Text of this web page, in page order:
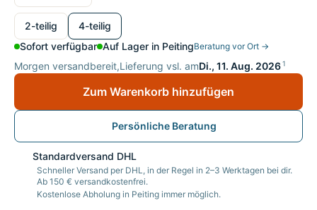
wählen
2-teilig
4-teilig
Sofort verfügbar Auf Lager in PeitingBeratung vor Ort →
Morgen versandbereit,Lieferung vsl. amDi., 11. Aug. 20261
Zum Warenkorb hinzufügen
Persönliche Beratung
Standardversand DHL
Schneller Versand per DHL, in der Regel in 2–3 Werktagen bei dir.
Ab 150 € versandkostenfrei.
Kostenlose Abholung in Peiting immer möglich.